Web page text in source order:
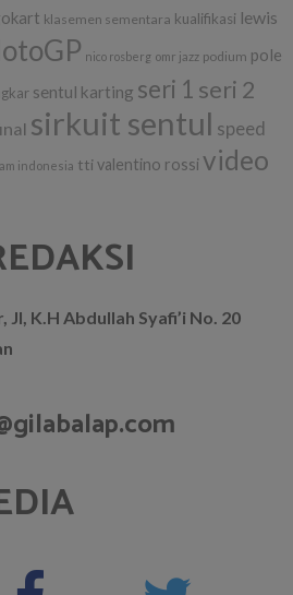
klasemen sementara kualifikasi lewis
nico rosberg omr jazz podium pole
sentul karting seri 1 seri 2
sirkuit sentul speed
indonesia tti valentino rossi video
Jl, K.H Abdullah Syafi’i No. 20